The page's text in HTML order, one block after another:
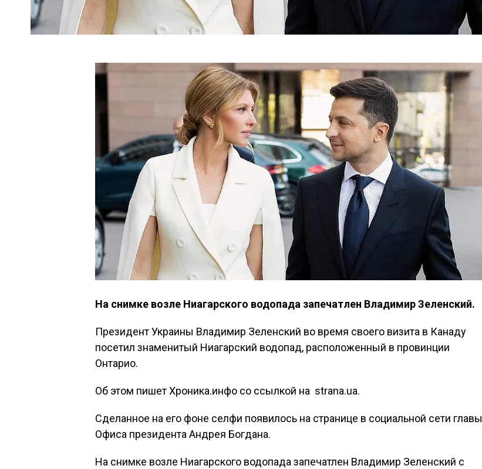
На снимке возле Ниагарского водопада запечатлен Владимир Зеленский.
Президент Украины Владимир Зеленский во время своего визита в Канаду
посетил знаменитый Ниагарский водопад, расположенный в провинции
Онтарио.
Об этом пишет Хроника.инфо со ссылкой на strana.ua.
Сделанное на его фоне селфи появилось на странице в социальной сети главы
Офиса президента Андрея Богдана.
На снимке возле Ниагарского водопада запечатлен Владимир Зеленский с